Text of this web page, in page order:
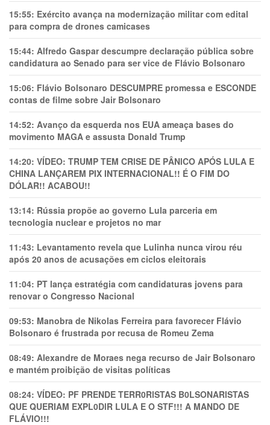
15:55: Exército avança na modernização militar com edital
para compra de drones camicases
15:44: Alfredo Gaspar descumpre declaração pública sobre
candidatura ao Senado para ser vice de Flávio Bolsonaro
15:06: Flávio Bolsonaro DESCUMPRE promessa e ESCONDE
contas de filme sobre Jair Bolsonaro
14:52: Avanço da esquerda nos EUA ameaça bases do
movimento MAGA e assusta Donald Trump
14:20: VÍDEO: TRUMP TEM CRlSE DE PÂNlCO APÓS LULA E
CHINA LANÇAREM PIX INTERNACIONAL!! É O FIM DO
DÓLAR!! ACABOU!!
13:14: Rússia propõe ao governo Lula parceria em
tecnologia nuclear e projetos no mar
11:43: Levantamento revela que Lulinha nunca virou réu
após 20 anos de acusações em ciclos eleitorais
11:04: PT lança estratégia com candidaturas jovens para
renovar o Congresso Nacional
09:53: Manobra de Nikolas Ferreira para favorecer Flávio
Bolsonaro é frustrada por recusa de Romeu Zema
08:49: Alexandre de Moraes nega recurso de Jair Bolsonaro
e mantém proibição de visitas políticas
08:24: VÍDEO: PF PRENDE TERR0RlSTAS B0LSONARlSTAS
QUE QUERIAM EXPL0DlR LULA E O STF!!! A MANDO DE
FLÁVIO!!!